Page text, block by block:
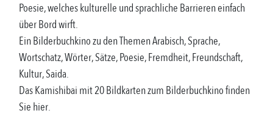
Poesie, welches kulturelle und sprachliche Barrieren einfach
über Bord wirft.
Ein Bilderbuchkino zu den Themen Arabisch, Sprache,
Wortschatz, Wörter, Sätze, Poesie, Fremdheit, Freundschaft,
Kultur, Saida.
Das Kamishibai mit 20 Bildkarten zum Bilderbuchkino finden
Sie hier.